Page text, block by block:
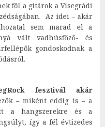
föl a gitárok a Visegrádi
Az idei – akár
sem marad el a
vált vadhúsfőző- és
gondoskodnak a
fesztivál akár
– miként eddig is – a
a hangszerekre és a
így a fél évtizedes